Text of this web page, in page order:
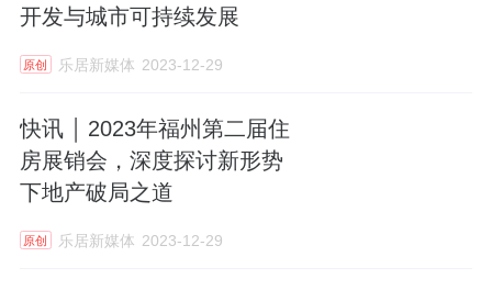
开发与城市可持续发展
原创 乐居新媒体 2023-12-29
快讯 ￨ 2023年福州第二届住
房展销会，深度探讨新形势
下地产破局之道
原创 乐居新媒体 2023-12-29